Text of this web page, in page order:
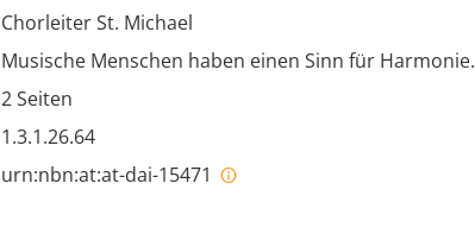
Chorleiter St. Michael
Musische Menschen haben einen Sinn für Harmonie.
2 Seiten
1.3.1.26.64
urn:nbn:at:at-dai-15471